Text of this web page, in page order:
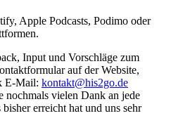
Apple Podcasts, Podimo oder
Input und Vorschläge zum
auf der Website,
E-Mail: kontakt@his2go.de
nochmals vielen Dank an jede
erreicht hat und uns sehr